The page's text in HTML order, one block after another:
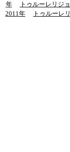
年
トゥルーレリジ
2011年
トゥルーレ